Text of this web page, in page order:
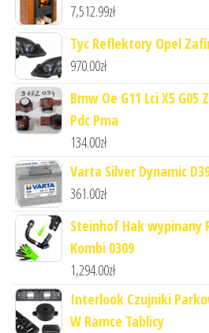
7,512.99zł
Tyc Reflektory Opel
970.00zł
Bmw Oe G11 Lci X5
Pdc Pma
134.00zł
Varta Silver Dynamic
361.00zł
Steinhof Hak wypinany
Kombi 0309
1,294.00zł
Interlook Czujniki
W Ramce Tablicy